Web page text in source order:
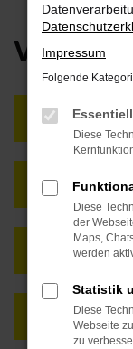
Volvo
Impressum
Folgende
Essentiell
Diese
Diese
der
Maps,
werden
Statistik
Diese
Webseite
zu